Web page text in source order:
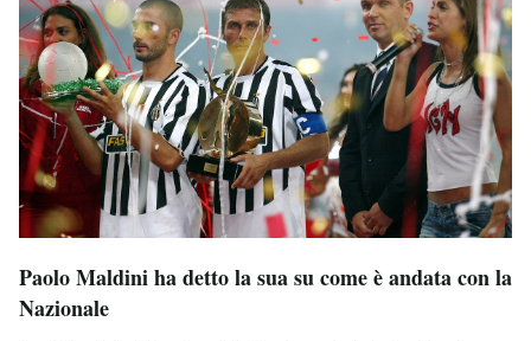
Paolo Maldini ha detto la sua su come è andata con la
Nazionale